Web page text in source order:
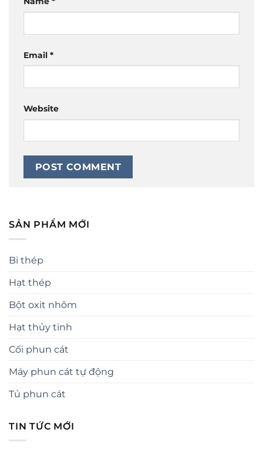
Email *
Website
SẢN PHẨM MỚI
Bi thép
Hạt thép
Bột oxit nhôm
Hạt thủy tinh
Cối phun cát
Máy phun cát tự động
Tủ phun cát
TIN TỨC MỚI